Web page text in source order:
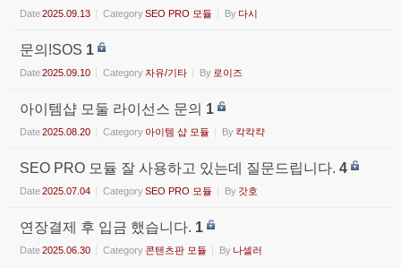
Date2025.09.13 CategorySEO PRO 모듈 By 다시
문의!SOS 1
Date2025.09.10 Category자유/기타 By 로이즈
아이템샵 모둘 라이선스 문의 1
Date2025.08.20 Category 아이템 샵 모듈 By 칵칵캭
SEO PRO 모듈 잘 사용하고 있는데 질문드립니다. 4
Date2025.07.04 CategorySEO PRO 모듈 By 갓호
연장결제 후 입금 했습니다. 1
Date2025.06.30 Category 콘텐츠판 모듈 By 나셀러